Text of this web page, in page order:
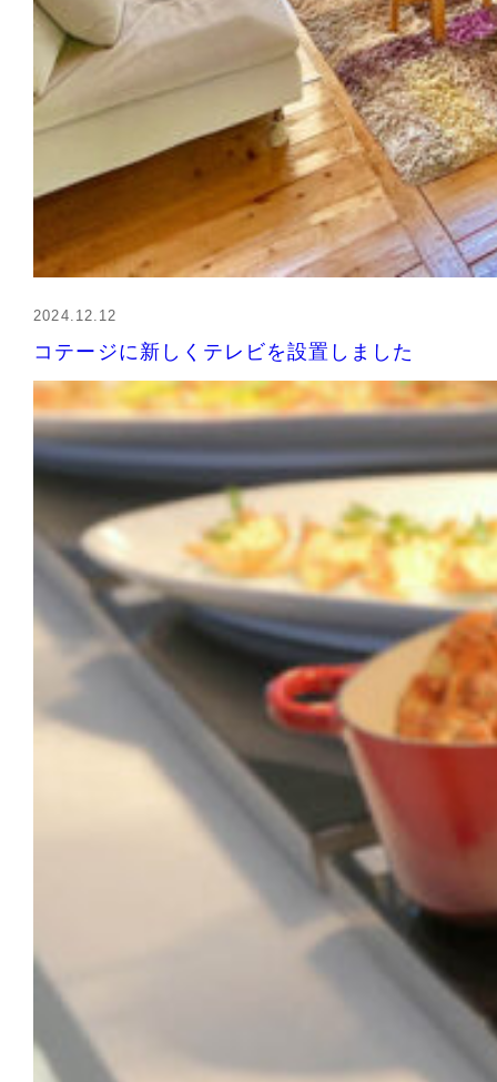
2024.12.12
コテージに新しくテレビを設置しました